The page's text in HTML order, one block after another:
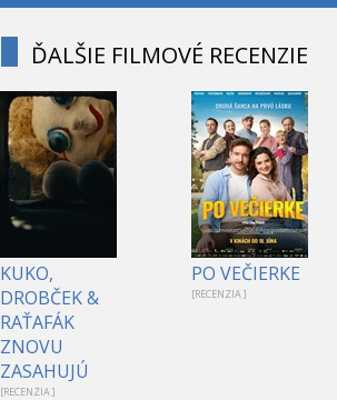
ĎALŠIE FILMOVÉ RECENZIE
KUKO,
DROBČEK &
RAŤAFÁK
ZNOVU
ZASAHUJÚ
[RECENZIA ]
PO VEČIERKE
[RECENZIA ]